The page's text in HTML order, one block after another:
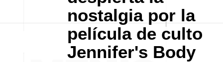
nostalgia por la
película de culto
Jennifer's Body